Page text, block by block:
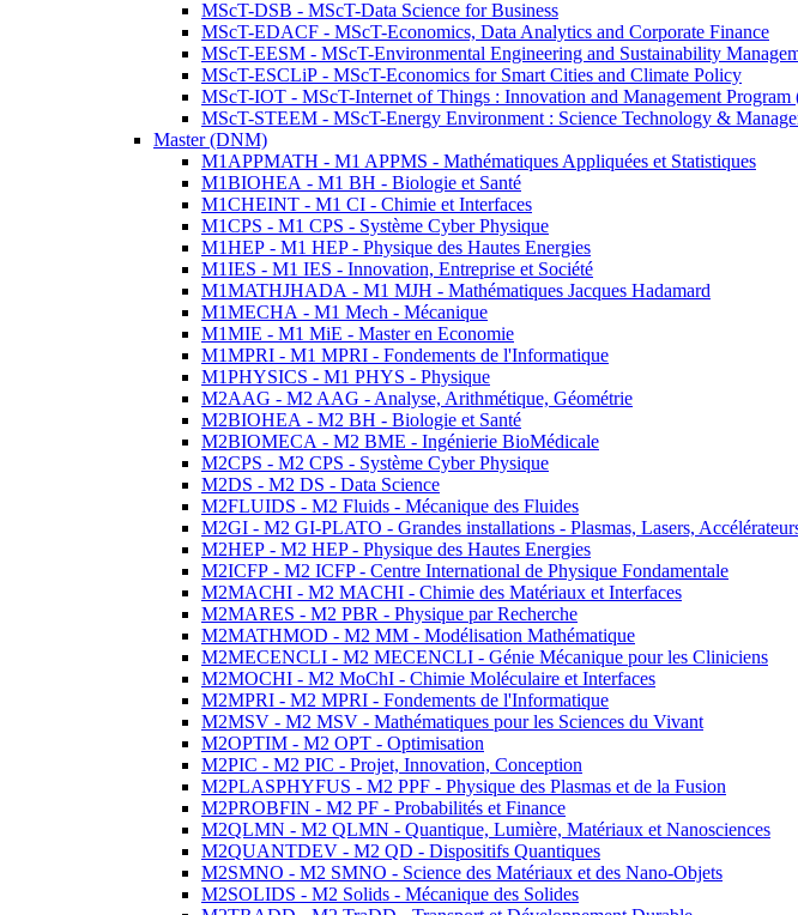
MScT-DSB - MScT-Data Science for Business
MScT-EDACF - MScT-Economics, Data Analytics and Corporate Finance
MScT-EESM - MScT-Environmental Engineering and Sustainability
MScT-ESCLiP - MScT-Economics for Smart Cities and Climate Policy
MScT-IOT - MScT-Internet of Things : Innovation and Management Program
MScT-STEEM - MScT-Energy Environment : Science Technology &
Master (DNM)
M1APPMATH - M1 APPMS - Mathématiques Appliquées et Statistiques
M1BIOHEA - M1 BH - Biologie et Santé
M1CHEINT - M1 CI - Chimie et Interfaces
M1CPS - M1 CPS - Système Cyber Physique
M1HEP - M1 HEP - Physique des Hautes Energies
M1IES - M1 IES - Innovation, Entreprise et Société
M1MATHJHADA - M1 MJH - Mathématiques Jacques Hadamard
M1MECHA - M1 Mech - Mécanique
M1MIE - M1 MiE - Master en Economie
M1MPRI - M1 MPRI - Fondements de l'Informatique
M1PHYSICS - M1 PHYS - Physique
M2AAG - M2 AAG - Analyse, Arithmétique, Géométrie
M2BIOHEA - M2 BH - Biologie et Santé
M2BIOMECA - M2 BME - Ingénierie BioMédicale
M2CPS - M2 CPS - Système Cyber Physique
M2DS - M2 DS - Data Science
M2FLUIDS - M2 Fluids - Mécanique des Fluides
M2GI - M2 GI-PLATO - Grandes installations - Plasmas, Lasers,
M2HEP - M2 HEP - Physique des Hautes Energies
M2ICFP - M2 ICFP - Centre International de Physique Fondamentale
M2MACHI - M2 MACHI - Chimie des Matériaux et Interfaces
M2MARES - M2 PBR - Physique par Recherche
M2MATHMOD - M2 MM - Modélisation Mathématique
M2MECENCLI - M2 MECENCLI - Génie Mécanique pour les Cliniciens
M2MOCHI - M2 MoChI - Chimie Moléculaire et Interfaces
M2MPRI - M2 MPRI - Fondements de l'Informatique
M2MSV - M2 MSV - Mathématiques pour les Sciences du Vivant
M2OPTIM - M2 OPT - Optimisation
M2PIC - M2 PIC - Projet, Innovation, Conception
M2PLASPHYFUS - M2 PPF - Physique des Plasmas et de la Fusion
M2PROBFIN - M2 PF - Probabilités et Finance
M2QLMN - M2 QLMN - Quantique, Lumière, Matériaux et Nanosciences
M2QUANTDEV - M2 QD - Dispositifs Quantiques
M2SMNO - M2 SMNO - Science des Matériaux et des Nano-Objets
M2SOLIDS - M2 Solids - Mécanique des Solides